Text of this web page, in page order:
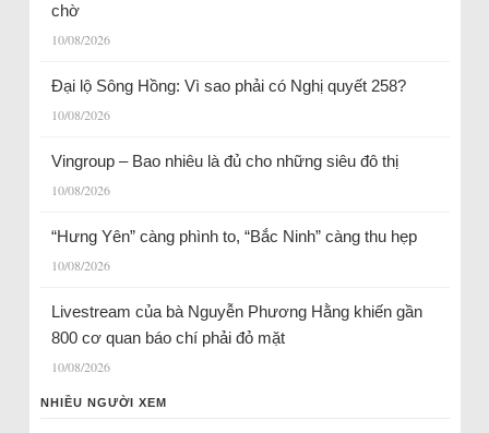
chờ
10/08/2026
Đại lộ Sông Hồng: Vì sao phải có Nghị quyết 258?
10/08/2026
Vingroup – Bao nhiêu là đủ cho những siêu đô thị
10/08/2026
“Hưng Yên” càng phình to, “Bắc Ninh” càng thu hẹp
10/08/2026
Livestream của bà Nguyễn Phương Hằng khiến gần
800 cơ quan báo chí phải đỏ mặt
10/08/2026
NHIỀU NGƯỜI XEM